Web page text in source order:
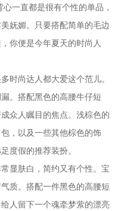
一直都是很有个性的单品，
妩媚。只要搭配简单的毛边
你便是今年夏天的时尚人
尚达人都大爱这个范儿。
。搭配黑色的高腰牛仔短
众人瞩目的焦点。浅棕色的
，以及一些其他棕色的饰
度假的推荐装扮。
显肤白，简约又有个性。宝
质。搭配一件黑色的高腰短
人留下一个魂牵梦萦的漂亮